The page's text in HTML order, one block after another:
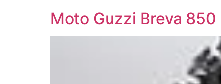
Moto Guzzi Breva